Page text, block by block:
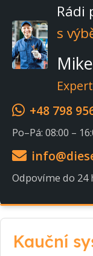
Rádi
s
Mike
+48 798
Po–Pá: 08:00 –
Odpovíme do 24
Kauční